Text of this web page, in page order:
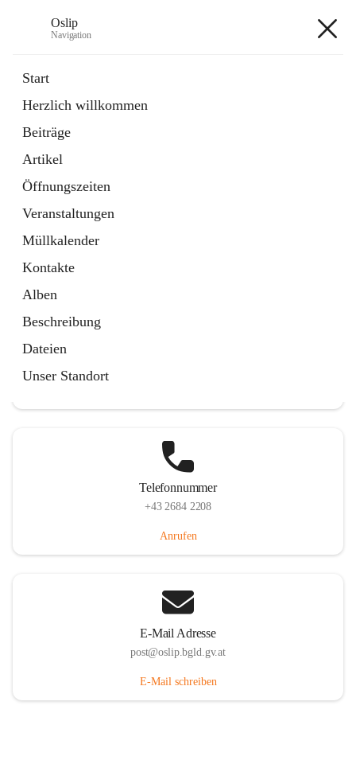
Oslip
Navigation
Start
Herzlich willkommen
Beiträge
Artikel
Öffnungszeiten
Veranstaltungen
Müllkalender
Kontakte
Alben
Beschreibung
Dateien
Unser Standort
Externe Webseite
in
Tab
Bundeskanzleramt Österreich
Externe Webseite
öffnet
in
neuem
Tab
Telefonnummer
+43 2684 2208
Anrufen
E-Mail Adresse
post@oslip.bgld.gv.at
E-Mail schreiben